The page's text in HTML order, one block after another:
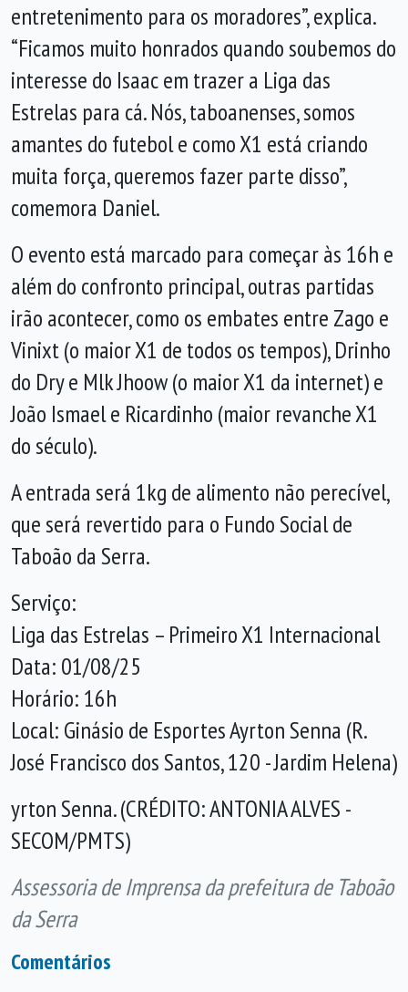
entretenimento para os moradores”, explica.
“Ficamos muito honrados quando soubemos do
interesse do Isaac em trazer a Liga das
Estrelas para cá. Nós, taboanenses, somos
amantes do futebol e como X1 está criando
muita força, queremos fazer parte disso”,
comemora Daniel.
O evento está marcado para começar às 16h e
além do confronto principal, outras partidas
irão acontecer, como os embates entre Zago e
Vinixt (o maior X1 de todos os tempos), Drinho
do Dry e Mlk Jhoow (o maior X1 da internet) e
João Ismael e Ricardinho (maior revanche X1
do século).
A entrada será 1kg de alimento não perecível,
que será revertido para o Fundo Social de
Taboão da Serra.
Serviço:
Liga das Estrelas – Primeiro X1 Internacional
Data: 01/08/25
Horário: 16h
Local: Ginásio de Esportes Ayrton Senna (R.
José Francisco dos Santos, 120 - Jardim Helena)
yrton Senna. (CRÉDITO: ANTONIA ALVES -
SECOM/PMTS)
Assessoria de Imprensa da prefeitura de Taboão
da Serra
Comentários